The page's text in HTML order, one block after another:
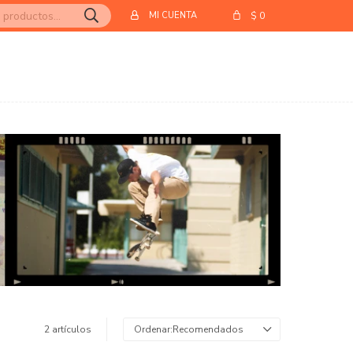
$ 0
2 artículos Recomendados